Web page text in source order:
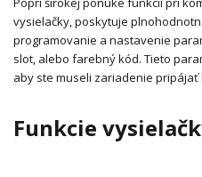
vysielačky, poskytuje
programovanie a nastavenie
slot, alebo farebný kód. Tieto
aby ste museli zariadenie
Funkcie